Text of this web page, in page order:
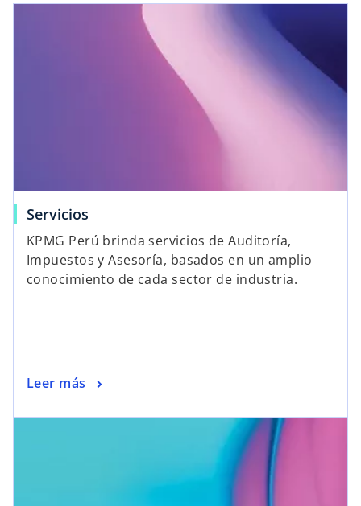
u
a
Servicios
KPMG Perú brinda servicios de Auditoría,
Impuestos y Asesoría, basados en un amplio
conocimiento de cada sector de industria.
Leer más